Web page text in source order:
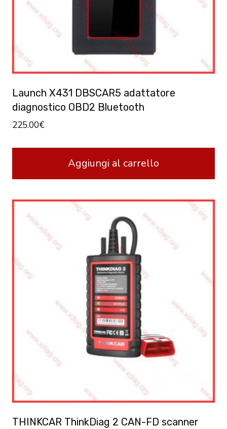
Launch X431 DBSCAR5 adattatore
diagnostico OBD2 Bluetooth
225.00€
Aggiungi al carrello
THINKCAR ThinkDiag 2 CAN-FD scanner